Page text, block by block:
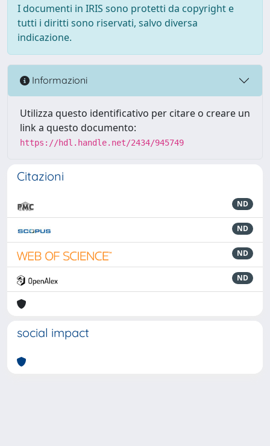
I documenti in IRIS sono protetti da copyright e
tutti i diritti sono riservati, salvo diversa
indicazione.
Informazioni
Utilizza questo identificativo per citare o creare un
link a questo documento:
https://hdl.handle.net/2434/945749
Citazioni
ND
ND
ND
ND
social impact